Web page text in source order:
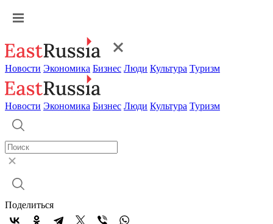
Новости Экономика Бизнес Люди Культура Туризм
Новости Экономика Бизнес Люди Культура Туризм
Поделиться